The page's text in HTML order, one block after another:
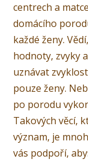
centrech a
domácího
každé ženy.
hodnoty, zvyky
uznávat
pouze ženy.
po porodu
Takových věcí,
význam, je
vás podpoří,